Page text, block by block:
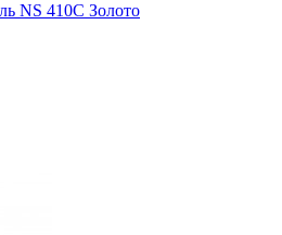
NS 410С Золото